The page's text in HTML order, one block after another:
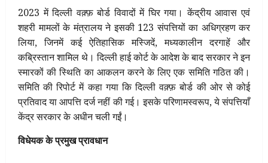
2023 में दिल्ली वक़्फ़ बोर्ड विवादों में घिर गया। केंद्रीय आवास एवं
शहरी मामलों के मंत्रालय ने इसकी 123 संपत्तियों का अधिग्रहण कर
लिया, जिनमें कई ऐतिहासिक मस्जिदें, मध्यकालीन दरगाहें और
कब्रिस्तान शामिल थे। दिल्ली हाई कोर्ट के आदेश के बाद सरकार ने इन
स्मारकों की स्थिति का आकलन करने के लिए एक समिति गठित की।
समिति की रिपोर्ट में कहा गया कि दिल्ली वक़्फ़ बोर्ड की ओर से कोई
प्रतिवाद या आपत्ति दर्ज नहीं की गई। इसके परिणामस्वरूप, ये संपत्तियाँ
केंद्र सरकार के अधीन चली गईं।
विधेयक के प्रमुख प्रावधान